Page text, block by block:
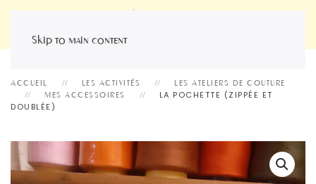
Skip to main content
ACCUEIL LES ACTIVITÉS
LES ATELIERS DE COUTURE
MES ACCESSOIRES
LA POCHETTE (ZIPPÉE ET
DOUBLÉE)